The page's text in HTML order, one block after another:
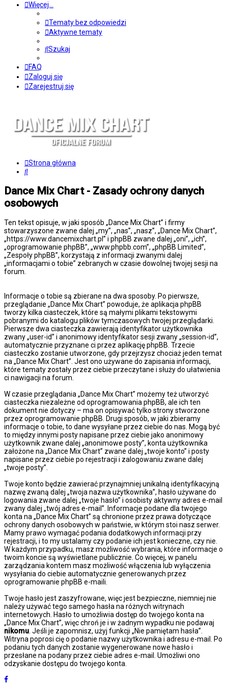
Więcej…
Tematy bez odpowiedzi
Aktywne tematy
Szukaj
FAQ
Zaloguj się
Zarejestruj się
Strona główna
Szukaj
Dance Mix Chart - Zasady ochrony danych
osobowych
Ten tekst opisuje, w jaki sposób „Dance Mix Chart” i firmy
stowarzyszone zwane dalej „my”, „nas”, „nasz”, „Dance Mix Chart”,
„https://www.dancemixchart.pl” i phpBB zwane dalej „oni”, „ich”,
„oprogramowanie phpBB”, „www.phpbb.com”, „phpBB Limited”,
„Zespoły phpBB”, korzystają z informacji zwanymi dalej
„informacjami o tobie” zebranych w czasie dowolnej twojej sesji na
forum.
Informacje o tobie są zbierane na dwa sposoby. Po pierwsze,
przeglądanie „Dance Mix Chart” powoduje, że aplikacja phpBB
tworzy kilka ciasteczek, które są małymi plikami tekstowymi
pobranymi do katalogu plików tymczasowych twojej przeglądarki.
Pierwsze dwa ciasteczka zawierają identyfikator użytkownika
zwany „user-id” i anonimowy identyfikator sesji zwany „session-id”,
automatycznie przyznane ci przez aplikację phpBB. Trzecie
ciasteczko zostanie utworzone, gdy przejrzysz chociaż jeden temat
na „Dance Mix Chart”. Jest ono używane do zapisania informacji,
które tematy zostały przez ciebie przeczytane i służy do ułatwienia
ci nawigacji na forum.
W czasie przeglądania „Dance Mix Chart” możemy też utworzyć
ciasteczka niezależne od oprogramowania phpBB, ale ich ten
dokument nie dotyczy – ma on opisywać tylko strony stworzone
przez oprogramowanie phpBB. Drugi sposób, w jaki zbieramy
informacje o tobie, to dane wysyłane przez ciebie do nas. Mogą być
to między innymi posty napisane przez ciebie jako anonimowy
użytkownik zwane dalej „anonimowe posty”, konta użytkownika
założone na „Dance Mix Chart” zwane dalej „twoje konto” i posty
napisane przez ciebie po rejestracji i zalogowaniu zwane dalej
„twoje posty”.
Twoje konto będzie zawierać przynajmniej unikalną identyfikacyjną
nazwę zwaną dalej „twoja nazwa użytkownika”, hasło używane do
logowania zwane dalej „twoje hasło” i osobisty aktywny adres e-mail
zwany dalej „twój adres e-mail”. Informacje podane dla twojego
konta na „Dance Mix Chart” są chronione przez prawa dotyczące
ochrony danych osobowych w państwie, w którym stoi nasz serwer.
Mamy prawo wymagać podania dodatkowych informacji przy
rejestracji, i to my ustalamy czy podanie ich jest konieczne, czy nie.
W każdym przypadku, masz możliwość wybrania, które informacje o
twoim koncie są wyświetlane publicznie. Co więcej, w panelu
zarządzania kontem masz możliwość włączenia lub wyłączenia
wysyłania do ciebie automatycznie generowanych przez
oprogramowanie phpBB e-maili.
Twoje hasło jest zaszyfrowane, więc jest bezpieczne, niemniej nie
należy używać tego samego hasła na różnych witrynach
internetowych. Hasło to umożliwia dostęp do twojego konta na
„Dance Mix Chart”, więc chroń je i w żadnym wypadku nie podawaj
nikomu . Jeśli je zapomnisz, użyj funkcji „Nie pamiętam hasła”.
Witryna poprosi cię o podanie nazwy użytkownika i adresu e-mail. Po
podaniu tych danych zostanie wygenerowane nowe hasło i
przesłane na podany przez ciebie adres e-mail. Umożliwi ono
odzyskanie dostępu do twojego konta.